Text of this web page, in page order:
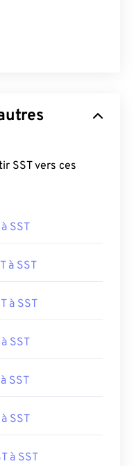
SST vers ces
SST
à SST
à SST
SST
SST
à SST
à SST